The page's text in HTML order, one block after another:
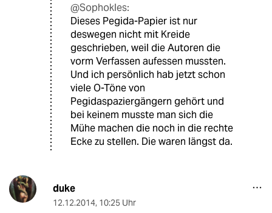
@Sophokles:
Dieses Pegida-Papier ist nur
deswegen nicht mit Kreide
geschrieben, weil die Autoren die
vorm Verfassen aufessen mussten.
Und ich persönlich hab jetzt schon
viele O-Töne von
Pegidaspaziergängern gehört und
bei keinem musste man sich die
Mühe machen die noch in die rechte
Ecke zu stellen. Die waren längst da.
duke
12.12.2014, 10:25 Uhr